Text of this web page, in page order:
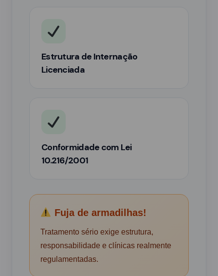
Estrutura de Internação
Licenciada
Conformidade com Lei
10.216/2001
Fuja de armadilhas!
Tratamento sério exige estrutura,
responsabilidade e clínicas realmente
regulamentadas.